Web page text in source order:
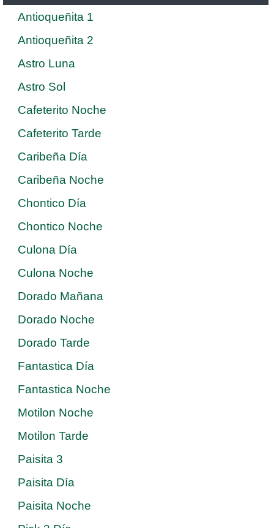
Antioqueñita 1
Antioqueñita 2
Astro Luna
Astro Sol
Cafeterito Noche
Cafeterito Tarde
Caribeña Día
Caribeña Noche
Chontico Día
Chontico Noche
Culona Día
Culona Noche
Dorado Mañana
Dorado Noche
Dorado Tarde
Fantastica Día
Fantastica Noche
Motilon Noche
Motilon Tarde
Paisita 3
Paisita Día
Paisita Noche